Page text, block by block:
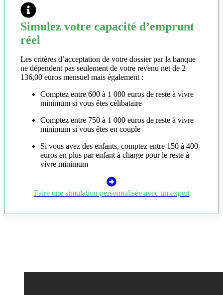
Simulez votre capacité d’emprunt
réel
Les critères d’acceptation de votre dossier par la banque
ne dépendent pas seulement de votre revenu net de 2
136,00 euros mensuel mais également :
Comptez entre 600 à 1 000 euros de reste à vivre
minimum si vous êtes célibataire
Comptez entre 750 à 1 000 euros de reste à vivre
minimum si vous êtes en couple
Si vous avez des enfants, comptez entre 150 à 400
euros en plus par enfant à charge pour le reste à
vivre minimum
Faire une simulation personnalisée avec un expert